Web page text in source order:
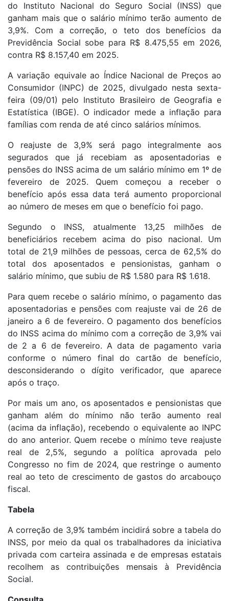
do Instituto Nacional do Seguro Social (INSS) que
ganham mais que o salário mínimo terão aumento de
3,9%. Com a correção, o teto dos benefícios da
Previdência Social sobe para R$ 8.475,55 em 2026,
contra R$ 8.157,40 em 2025.
A variação equivale ao Índice Nacional de Preços ao
Consumidor (INPC) de 2025, divulgado nesta sexta-
feira (09/01) pelo Instituto Brasileiro de Geografia e
Estatística (IBGE). O indicador mede a inflação para
famílias com renda de até cinco salários mínimos.
O reajuste de 3,9% será pago integralmente aos
segurados que já recebiam as aposentadorias e
pensões do INSS acima de um salário mínimo em 1º de
fevereiro de 2025. Quem começou a receber o
benefício após essa data terá aumento proporcional
ao número de meses em que o benefício foi pago.
Segundo o INSS, atualmente 13,25 milhões de
beneficiários recebem acima do piso nacional. Um
total de 21,9 milhões de pessoas, cerca de 62,5% do
total dos aposentados e pensionistas, ganham o
salário mínimo, que subiu de R$ 1.580 para R$ 1.618.
Para quem recebe o salário mínimo, o pagamento das
aposentadorias e pensões com reajuste vai de 26 de
janeiro a 6 de fevereiro. O pagamento dos benefícios
do INSS acima do mínimo com a correção de 3,9% vai
de 2 a 6 de fevereiro. A data de pagamento varia
conforme o número final do cartão de benefício,
desconsiderando o dígito verificador, que aparece
após o traço.
Por mais um ano, os aposentados e pensionistas que
ganham além do mínimo não terão aumento real
(acima da inflação), recebendo o equivalente ao INPC
do ano anterior. Quem recebe o mínimo teve reajuste
real de 2,5%, segundo a política aprovada pelo
Congresso no fim de 2024, que restringe o aumento
real ao teto de crescimento de gastos do arcabouço
fiscal.
Tabela
A correção de 3,9% também incidirá sobre a tabela do
INSS, por meio da qual os trabalhadores da iniciativa
privada com carteira assinada e de empresas estatais
recolhem as contribuições mensais à Previdência
Social.